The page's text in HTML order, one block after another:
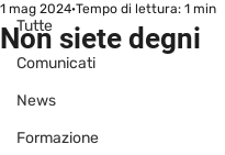
Tutte
Comunicati
News
Formazione
Non siete degni
1 mag 2024 Tempo di lettura: 1 min